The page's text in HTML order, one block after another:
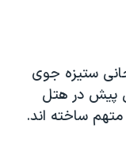
ستيزه جوی
پيش در هتل
متهم ساخته اند.